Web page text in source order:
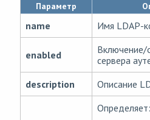
Параметр
name Имя LDAP-
enabled
Включение/
сервера
description
Описание
Определяет: